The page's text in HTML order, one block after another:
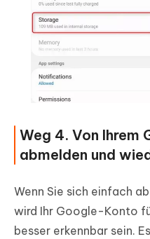
Weg 4. Von Ihrem
abmelden und
Wenn Sie sich einfach
wird Ihr Google-Konto
besser erkennbar sein.